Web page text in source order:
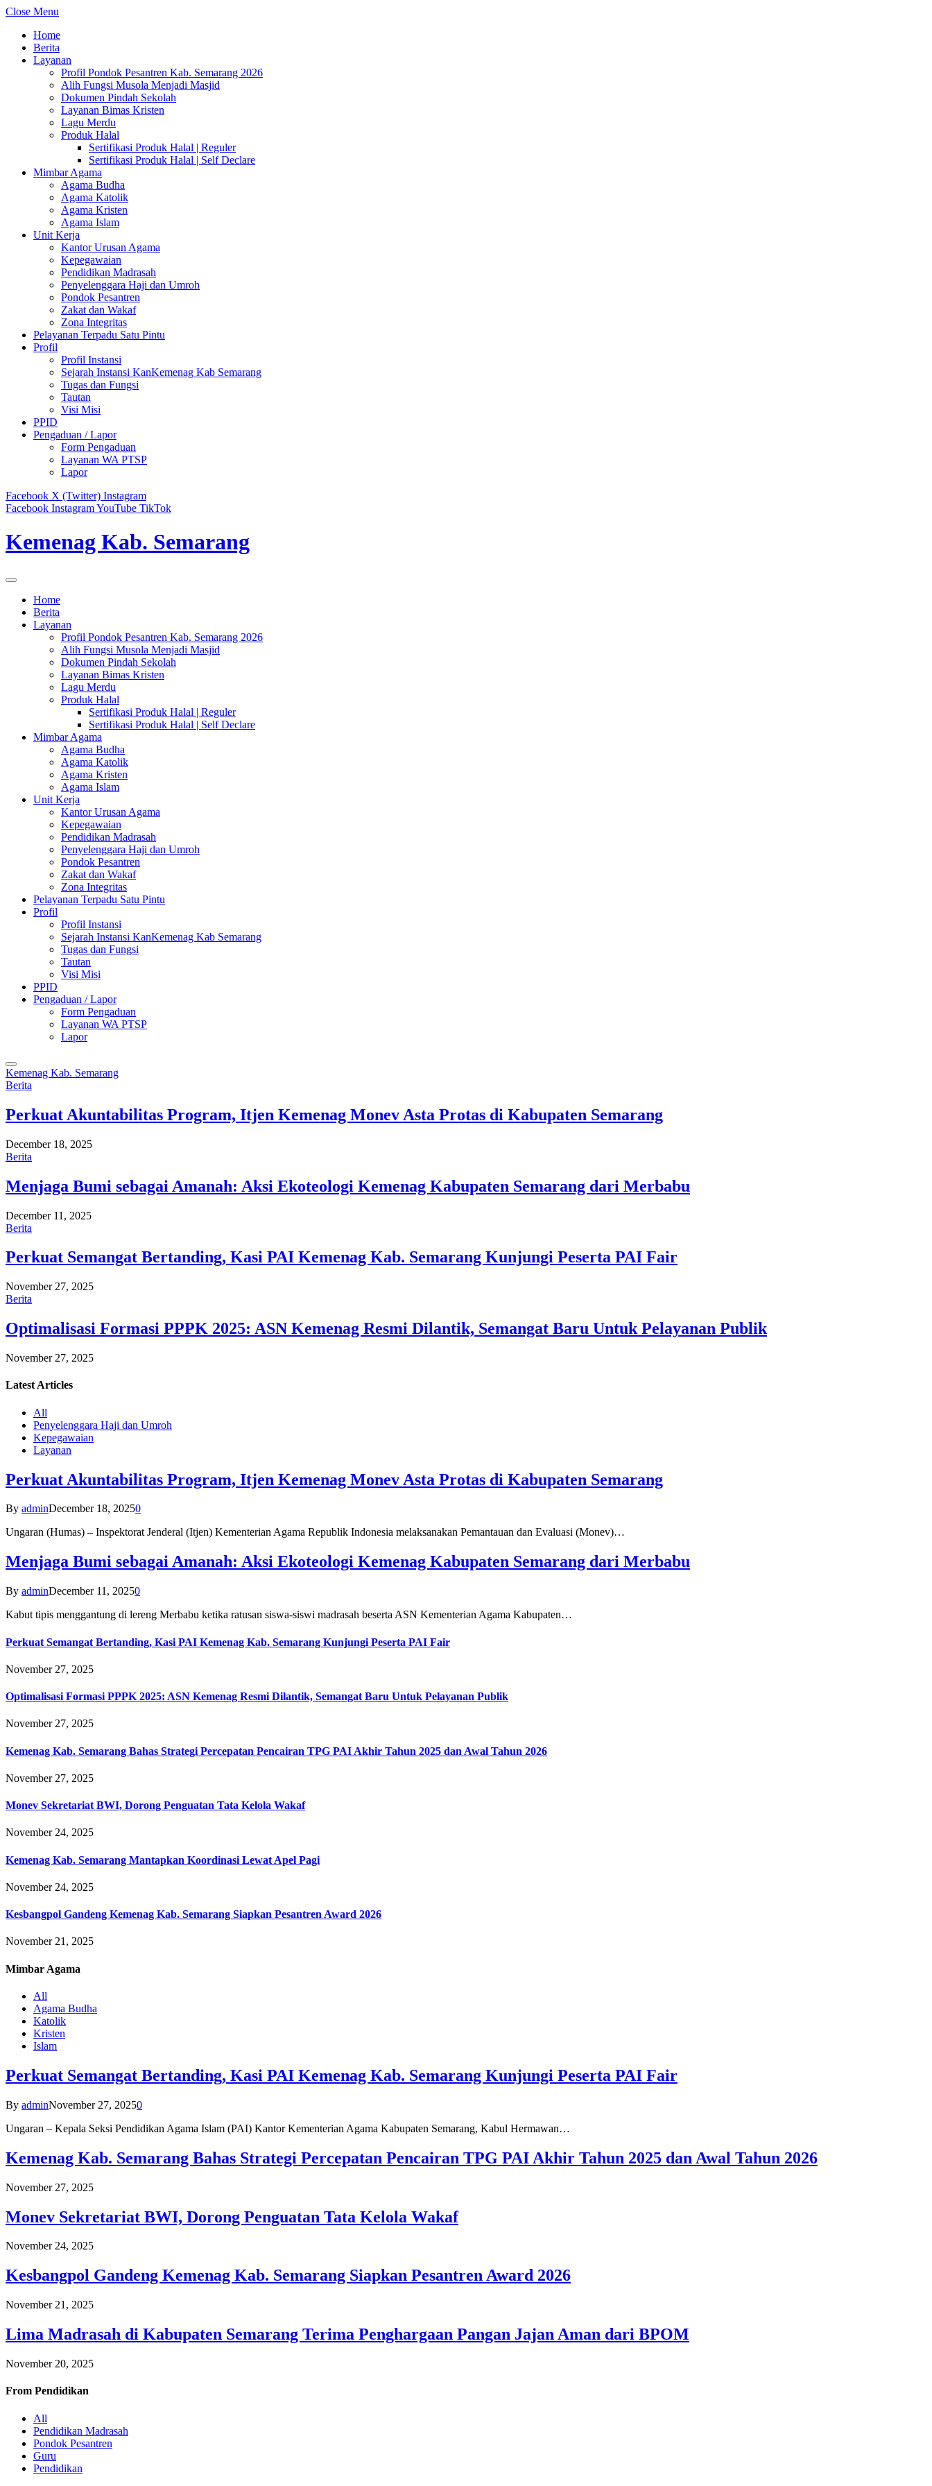
Close Menu
Home
Berita
Layanan
Profil Pondok Pesantren Kab. Semarang 2026
Alih Fungsi Musola Menjadi Masjid
Dokumen Pindah Sekolah
Layanan Bimas Kristen
Lagu Merdu
Produk Halal
Sertifikasi Produk Halal | Reguler
Sertifikasi Produk Halal | Self Declare
Mimbar Agama
Agama Budha
Agama Katolik
Agama Kristen
Agama Islam
Unit Kerja
Kantor Urusan Agama
Kepegawaian
Pendidikan Madrasah
Penyelenggara Haji dan Umroh
Pondok Pesantren
Zakat dan Wakaf
Zona Integritas
Pelayanan Terpadu Satu Pintu
Profil
Profil Instansi
Sejarah Instansi KanKemenag Kab Semarang
Tugas dan Fungsi
Tautan
Visi Misi
PPID
Pengaduan / Lapor
Form Pengaduan
Layanan WA PTSP
Lapor
Facebook X (Twitter) Instagram
Facebook InstagramYouTube TikTok
Kemenag Kab. Semarang
Home
Berita
Layanan
Profil Pondok Pesantren Kab. Semarang 2026
Alih Fungsi Musola Menjadi Masjid
Dokumen Pindah Sekolah
Layanan Bimas Kristen
Lagu Merdu
Produk Halal
Sertifikasi Produk Halal | Reguler
Sertifikasi Produk Halal | Self Declare
Mimbar Agama
Agama Budha
Agama Katolik
Agama Kristen
Agama Islam
Unit Kerja
Kantor Urusan Agama
Kepegawaian
Pendidikan Madrasah
Penyelenggara Haji dan Umroh
Pondok Pesantren
Zakat dan Wakaf
Zona Integritas
Pelayanan Terpadu Satu Pintu
Profil
Profil Instansi
Sejarah Instansi KanKemenag Kab Semarang
Tugas dan Fungsi
Tautan
Visi Misi
PPID
Pengaduan / Lapor
Form Pengaduan
Layanan WA PTSP
Lapor
Kemenag Kab. Semarang
Berita
Perkuat Akuntabilitas Program, Itjen Kemenag Monev Asta Protas di Kabupaten Semarang
December 18, 2025
Berita
Menjaga Bumi sebagai Amanah: Aksi Ekoteologi Kemenag Kabupaten Semarang dari Merbabu
December 11, 2025
Berita
Perkuat Semangat Bertanding, Kasi PAI Kemenag Kab. Semarang Kunjungi Peserta PAI Fair
November 27, 2025
Berita
Optimalisasi Formasi PPPK 2025: ASN Kemenag Resmi Dilantik, Semangat Baru Untuk Pelayanan Publik
November 27, 2025
Latest Articles
All
Penyelenggara Haji dan Umroh
Kepegawaian
Layanan
Perkuat Akuntabilitas Program, Itjen Kemenag Monev Asta Protas di Kabupaten Semarang
By adminDecember 18, 20250
Ungaran (Humas) – Inspektorat Jenderal (Itjen) Kementerian Agama Republik Indonesia melaksanakan Pemantauan dan Evaluasi (Monev)…
Menjaga Bumi sebagai Amanah: Aksi Ekoteologi Kemenag Kabupaten Semarang dari Merbabu
By adminDecember 11, 20250
Kabut tipis menggantung di lereng Merbabu ketika ratusan siswa-siswi madrasah beserta ASN Kementerian Agama Kabupaten…
Perkuat Semangat Bertanding, Kasi PAI Kemenag Kab. Semarang Kunjungi Peserta PAI Fair
November 27, 2025
Optimalisasi Formasi PPPK 2025: ASN Kemenag Resmi Dilantik, Semangat Baru Untuk Pelayanan Publik
November 27, 2025
Kemenag Kab. Semarang Bahas Strategi Percepatan Pencairan TPG PAI Akhir Tahun 2025 dan Awal Tahun 2026
November 27, 2025
Monev Sekretariat BWI, Dorong Penguatan Tata Kelola Wakaf
November 24, 2025
Kemenag Kab. Semarang Mantapkan Koordinasi Lewat Apel Pagi
November 24, 2025
Kesbangpol Gandeng Kemenag Kab. Semarang Siapkan Pesantren Award 2026
November 21, 2025
Mimbar Agama
All
Agama Budha
Katolik
Kristen
Islam
Perkuat Semangat Bertanding, Kasi PAI Kemenag Kab. Semarang Kunjungi Peserta PAI Fair
By adminNovember 27, 20250
Ungaran – Kepala Seksi Pendidikan Agama Islam (PAI) Kantor Kementerian Agama Kabupaten Semarang, Kabul Hermawan…
Kemenag Kab. Semarang Bahas Strategi Percepatan Pencairan TPG PAI Akhir Tahun 2025 dan Awal Tahun 2026
November 27, 2025
Monev Sekretariat BWI, Dorong Penguatan Tata Kelola Wakaf
November 24, 2025
Kesbangpol Gandeng Kemenag Kab. Semarang Siapkan Pesantren Award 2026
November 21, 2025
Lima Madrasah di Kabupaten Semarang Terima Penghargaan Pangan Jajan Aman dari BPOM
November 20, 2025
From Pendidikan
All
Pendidikan Madrasah
Pondok Pesantren
Guru
Pendidikan